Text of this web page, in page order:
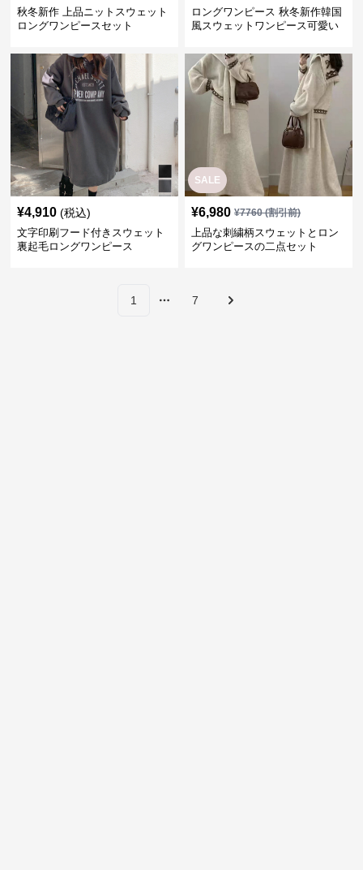
秋冬新作 上品ニットスウェット
ロングワンピースセット
ロングワンピース 秋冬新作韓国
風スウェットワンピース可愛い
¥4,910 (税込)
文字印刷フード付きスウェット
裏起毛ロングワンピース
SALE
¥6,980 ¥7760(割引前)
上品な刺繍柄スウェットとロン
グワンピースの二点セット
1
More pages
7